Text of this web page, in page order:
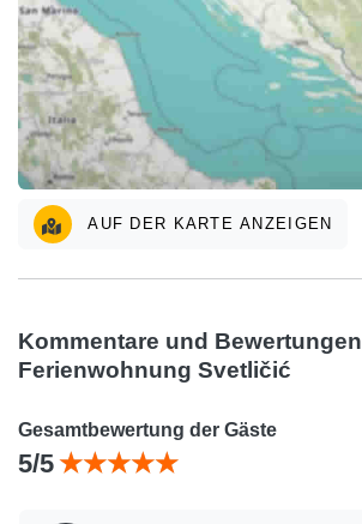
AUF DER KARTE ANZEIGEN
Kommentare und Bewertungen
Ferienwohnung Svetličić
Gesamtbewertung der Gäste
5/5